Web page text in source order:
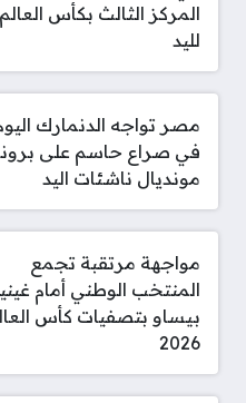
المركز الثالث بكأس العالم
لليد
مصر تواجه الدنمارك
في صراع حاسم على
مونديال ناشئات اليد
مواجهة مرتقبة تجمع
المنتخب الوطني أمام
بيساو بتصفيات كأس
2026